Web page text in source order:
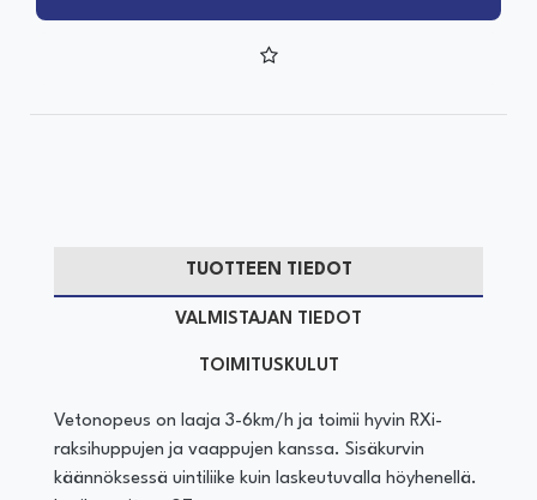
TUOTTEEN TIEDOT
VALMISTAJAN TIEDOT
TOIMITUSKULUT
Vetonopeus on laaja 3-6km/h ja toimii hyvin RXi-
raksihuppujen ja vaappujen kanssa. Sisäkurvin
käännöksessä uintiliike kuin laskeutuvalla höyhenellä.